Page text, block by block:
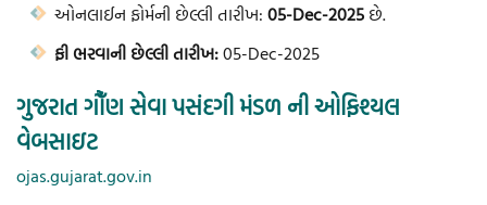
ઓનલાઈન ફોર્મની છેલ્લી તારીખ: 05-Dec-2025 છે.
ફી ભરવાની છેલ્લી તારીખ:05-Dec-2025
ગુજરાત ગૌઁણ સેવા પસંદગી મંડળ ની ઓફિશ્યલ
વેબસાઇટ
ojas.gujarat.gov.in